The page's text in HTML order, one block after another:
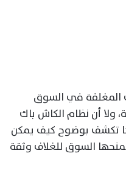
المغلفة في السوق
ولا أن نظام الكاش باك
تكشف بوضوح كيف يمكن
السوق للغلاف وثقة